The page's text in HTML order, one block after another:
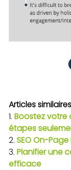
Articles
Boostez votre
étapes
SEO On-
Planifier une
efficace